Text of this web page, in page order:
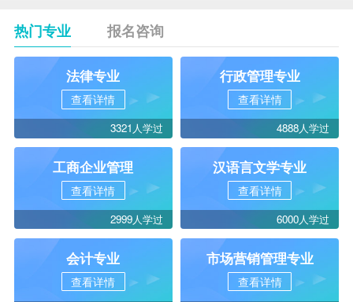
热门专业 报名咨询
法律专业
查看详情
3321人学过
行政管理专业
查看详情
4888人学过
工商企业管理
查看详情
2999人学过
汉语言文学专业
查看详情
6000人学过
会计专业
查看详情
市场营销管理专业
查看详情